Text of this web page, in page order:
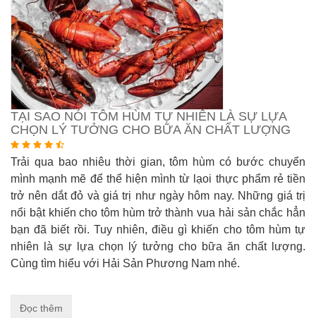
TẠI SAO NÓI TÔM HÙM TỰ NHIÊN LÀ SỰ LỰA
CHỌN LÝ TƯỞNG CHO BỮA ĂN CHẤT LƯỢNG
Trải qua bao nhiêu thời gian, tôm hùm có bước chuyển
mình mạnh mẽ để thể hiện mình từ lạoi thực phẩm rẻ tiền
trở nên dắt đỏ và giá trị như ngày hôm nay. Những giá trị
nổi bật khiến cho tôm hùm trở thành vua hải sản chắc hẳn
bạn đã biết rồi. Tuy nhiên, điều gì khiến cho tôm hùm tự
nhiên là sự lựa chọn lý tưởng cho bữa ăn chất lượng.
Cùng tìm hiểu với Hải Sản Phương Nam nhé.
Đọc thêm